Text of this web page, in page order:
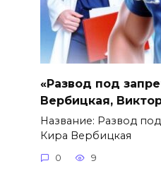
«Развод под
Вербицкая,
Название: Развод
Кира Вербицкая
0 9